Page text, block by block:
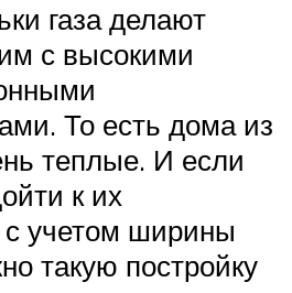
газа делают
с высокими
То есть дома из
теплые. И если
к их
с учетом ширины
такую постройку